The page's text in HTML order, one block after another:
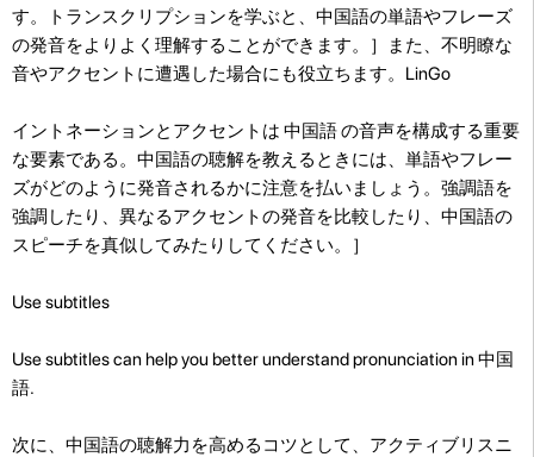
す。トランスクリプションを学ぶと、中国語の単語やフレーズ
の発音をよりよく理解することができます。］また、不明瞭な
音やアクセントに遭遇した場合にも役立ちます。LinGo
イントネーションとアクセントは 中国語 の音声を構成する重要
な要素である。中国語の聴解を教えるときには、単語やフレー
ズがどのように発音されるかに注意を払いましょう。強調語を
強調したり、異なるアクセントの発音を比較したり、中国語の
スピーチを真似してみたりしてください。］
Use subtitles
Use subtitles can help you better understand pronunciation in 中国
語.
次に、中国語の聴解力を高めるコツとして、アクティブリスニ